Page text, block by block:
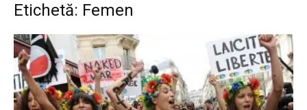
Etichetă: Femen